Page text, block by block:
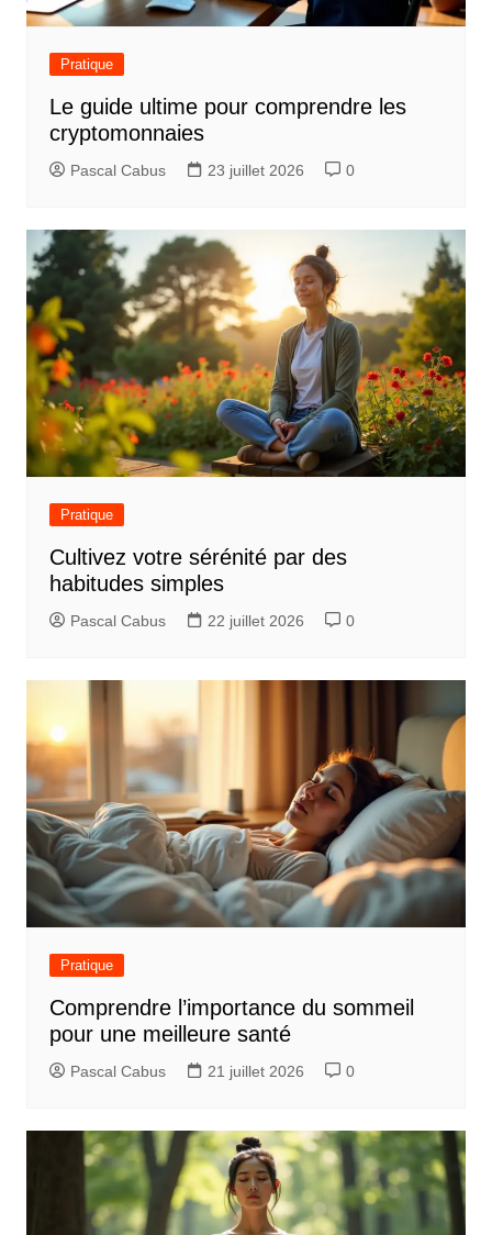
n
r
t
i
c
l
e
Pratique
Le guide ultime pour comprendre les
cryptomonnaies
Pascal Cabus 23 juillet 2026 0
Pratique
Cultivez votre sérénité par des
habitudes simples
Pascal Cabus 22 juillet 2026 0
Pratique
Comprendre l’importance du sommeil
pour une meilleure santé
Pascal Cabus 21 juillet 2026 0